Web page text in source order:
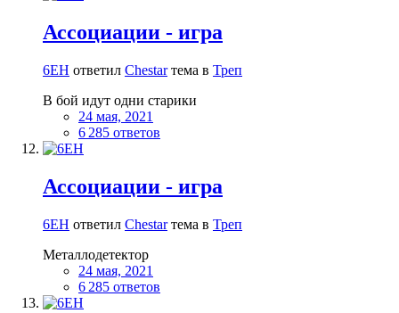
Ассоциации - игра
6EH ответил Сhestarтема в Треп
В бой идут одни старики
24 мая, 2021
6 285 ответов
Ассоциации - игра
6EH ответил Сhestarтема в Треп
Металлодетектор
24 мая, 2021
6 285 ответов